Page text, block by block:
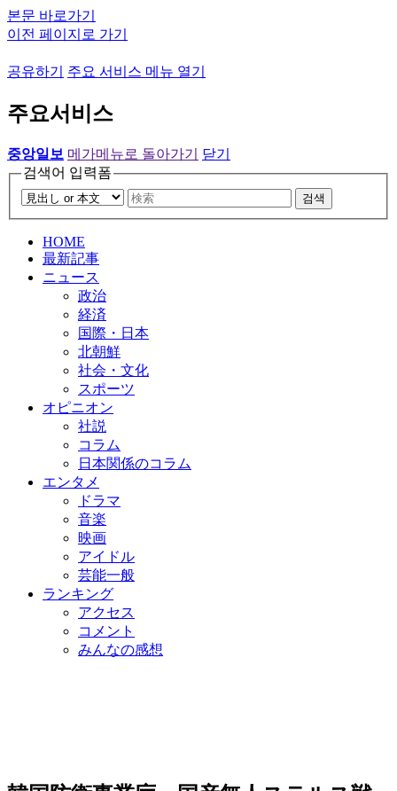
본문 바로가기
이전 페이지로 가기
공유하기 주요 서비스 메뉴 열기
주요서비스
중앙일보 메가메뉴로 돌아가기
닫기
검색어 입력폼
검색
HOME
最新記事
ニュース
政治
経済
国際・日本
北朝鮮
社会・文化
スポーツ
オピニオン
社説
コラム
日本関係のコラム
エンタメ
ドラマ
音楽
映画
アイドル
芸能一般
ランキング
アクセス
コメント
みんなの感想